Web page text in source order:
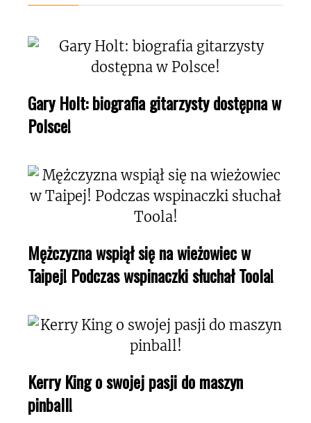
Gary Holt: biografia gitarzysty dostępna w
Polsce!
Mężczyzna wspiął się na wieżowiec w
Taipej! Podczas wspinaczki słuchał Toola!
Kerry King o swojej pasji do maszyn
pinball!